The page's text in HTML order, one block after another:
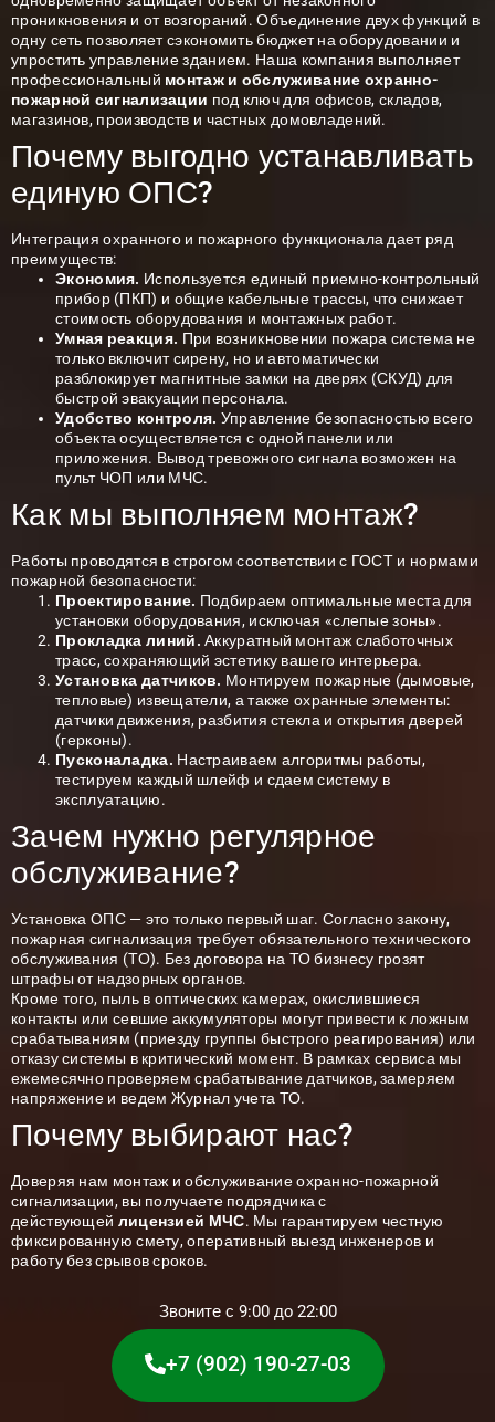
проникновения и от возгораний. Объединение двух функций в
одну сеть позволяет сэкономить бюджет на оборудовании и
упростить управление зданием. Наша компания выполняет
профессиональный монтаж и обслуживание охранно-
пожарной сигнализации под ключ для офисов, складов,
магазинов, производств и частных домовладений.
Почему выгодно устанавливать
единую ОПС?
Интеграция охранного и пожарного функционала дает ряд
преимуществ:
Экономия. Используется единый приемно-контрольный
прибор (ПКП) и общие кабельные трассы, что снижает
стоимость оборудования и монтажных работ.
Умная реакция. При возникновении пожара система не
только включит сирену, но и автоматически
разблокирует магнитные замки на дверях (СКУД) для
быстрой эвакуации персонала.
Удобство контроля. Управление безопасностью всего
объекта осуществляется с одной панели или
приложения. Вывод тревожного сигнала возможен на
пульт ЧОП или МЧС.
Как мы выполняем монтаж?
Работы проводятся в строгом соответствии с ГОСТ и нормами
пожарной безопасности:
Проектирование. Подбираем оптимальные места для
установки оборудования, исключая «слепые зоны».
Прокладка линий. Аккуратный монтаж слаботочных
трасс, сохраняющий эстетику вашего интерьера.
Установка датчиков. Монтируем пожарные (дымовые,
тепловые) извещатели, а также охранные элементы:
датчики движения, разбития стекла и открытия дверей
(герконы).
Пусконаладка. Настраиваем алгоритмы работы,
тестируем каждый шлейф и сдаем систему в
эксплуатацию.
Зачем нужно регулярное
обслуживание?
Установка ОПС — это только первый шаг. Согласно закону,
пожарная сигнализация требует обязательного технического
обслуживания (ТО). Без договора на ТО бизнесу грозят
штрафы от надзорных органов.
Кроме того, пыль в оптических камерах, окислившиеся
контакты или севшие аккумуляторы могут привести к ложным
срабатываниям (приезду группы быстрого реагирования) или
отказу системы в критический момент. В рамках сервиса мы
ежемесячно проверяем срабатывание датчиков, замеряем
напряжение и ведем Журнал учета ТО.
Почему выбирают нас?
Доверяя нам монтаж и обслуживание охранно-пожарной
сигнализации, вы получаете подрядчика с
действующей лицензией МЧС. Мы гарантируем честную
фиксированную смету, оперативный выезд инженеров и
работу без срывов сроков.
Звоните с 9:00 до 22:00
+7 (902) 190-27-03